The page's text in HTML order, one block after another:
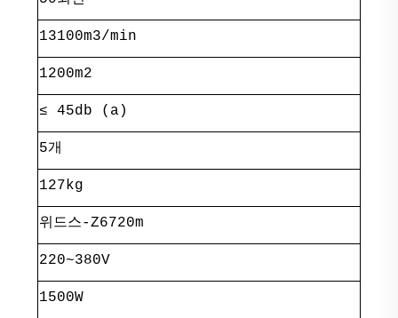
13100m3/min
1200m2
≤ 45db (a)
5개
127kg
위드스-Z6720m
220~380V
1500W